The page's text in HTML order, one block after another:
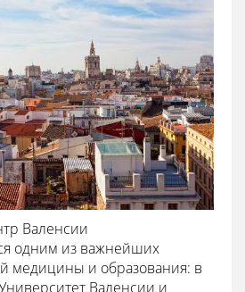
Валенсии
одним из важнейших
медицины и образования: в
Валенсии и